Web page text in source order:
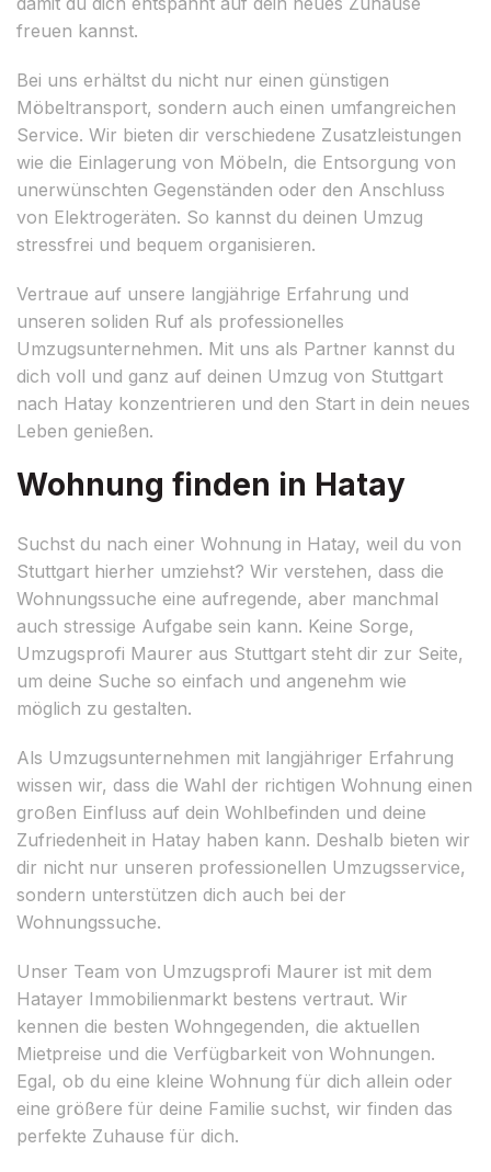
freuen kannst.
Bei uns erhältst du nicht nur einen günstigen
Möbeltransport, sondern auch einen umfangreichen
Service. Wir bieten dir verschiedene Zusatzleistungen
wie die Einlagerung von Möbeln, die Entsorgung von
unerwünschten Gegenständen oder den Anschluss
von Elektrogeräten. So kannst du deinen Umzug
stressfrei und bequem organisieren.
Vertraue auf unsere langjährige Erfahrung und
unseren soliden Ruf als professionelles
Umzugsunternehmen. Mit uns als Partner kannst du
dich voll und ganz auf deinen Umzug von Stuttgart
nach Hatay konzentrieren und den Start in dein neues
Leben genießen.
Wohnung finden in Hatay
Suchst du nach einer Wohnung in Hatay, weil du von
Stuttgart hierher umziehst? Wir verstehen, dass die
Wohnungssuche eine aufregende, aber manchmal
auch stressige Aufgabe sein kann. Keine Sorge,
Umzugsprofi Maurer aus Stuttgart steht dir zur Seite,
um deine Suche so einfach und angenehm wie
möglich zu gestalten.
Als Umzugsunternehmen mit langjähriger Erfahrung
wissen wir, dass die Wahl der richtigen Wohnung einen
großen Einfluss auf dein Wohlbefinden und deine
Zufriedenheit in Hatay haben kann. Deshalb bieten wir
dir nicht nur unseren professionellen Umzugsservice,
sondern unterstützen dich auch bei der
Wohnungssuche.
Unser Team von Umzugsprofi Maurer ist mit dem
Hatayer Immobilienmarkt bestens vertraut. Wir
kennen die besten Wohngegenden, die aktuellen
Mietpreise und die Verfügbarkeit von Wohnungen.
Egal, ob du eine kleine Wohnung für dich allein oder
eine größere für deine Familie suchst, wir finden das
perfekte Zuhause für dich.